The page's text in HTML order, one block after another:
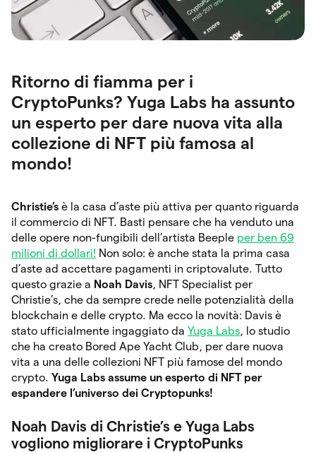
Ritorno di fiamma per i
CryptoPunks? Yuga Labs ha assunto
un esperto per dare nuova vita alla
collezione di NFT più famosa al
mondo!
Christie’s è la casa d’aste più attiva per quanto riguarda
il commercio di NFT. Basti pensare che ha venduto una
delle opere non-fungibili dell’artista Beeple per ben 69
milioni di dollari! Non solo: è anche stata la prima casa
d’aste ad accettare pagamenti in criptovalute. Tutto
questo grazie a Noah Davis, NFT Specialist per
Christie’s, che da sempre crede nelle potenzialità della
blockchain e delle crypto. Ma ecco la novità: Davis è
stato ufficialmente ingaggiato da Yuga Labs, lo studio
che ha creato Bored Ape Yacht Club, per dare nuova
vita a una delle collezioni NFT più famose del mondo
crypto. Yuga Labs assume un esperto di NFT per
espandere l’universo dei Cryptopunks!
Noah Davis di Christie’s e Yuga Labs
vogliono migliorare i CryptoPunks